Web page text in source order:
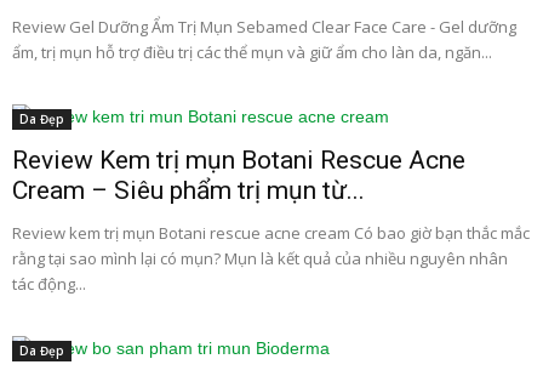
Review Gel Dưỡng Ẩm Trị Mụn Sebamed Clear Face Care - Gel dưỡng
ẩm, trị mụn hỗ trợ điều trị các thể mụn và giữ ẩm cho làn da, ngăn...
Da Đẹp
Review Kem trị mụn Botani Rescue Acne
Cream – Siêu phẩm trị mụn từ...
Review kem trị mụn Botani rescue acne cream Có bao giờ bạn thắc mắc
rằng tại sao mình lại có mụn? Mụn là kết quả của nhiều nguyên nhân
tác động...
Da Đẹp